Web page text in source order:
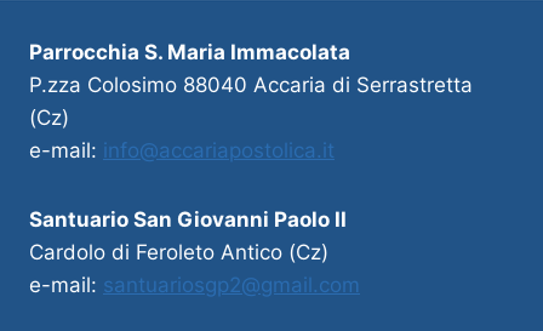
Parrocchia S. Maria Immacolata
P.zza Colosimo 88040 Accaria di Serrastretta
(Cz)
e-mail: info@accariapostolica.it
Santuario San Giovanni Paolo II
Cardolo di Feroleto Antico (Cz)
e-mail: santuariosgp2@gmail.com